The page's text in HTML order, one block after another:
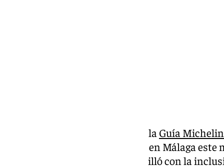
No hay nuevos tres estrellas en la Guía Michelin
el resumen de la Gala celebrada en Málaga
que la gastronomía andaluza brilló con la